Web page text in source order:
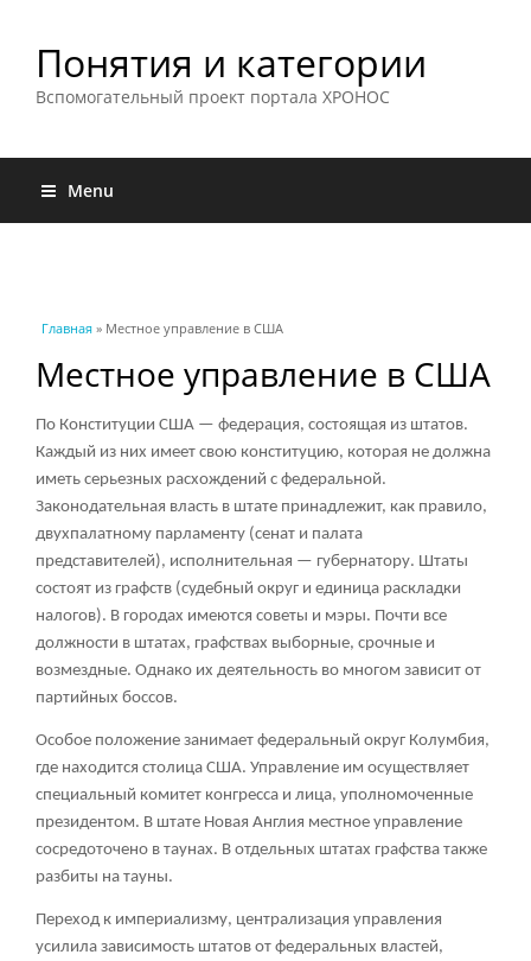
Понятия и категории
Вспомогательный проект портала ХРОНОС
Menu
Вы здесь
Главная » Местное управление в США
Местное управление в США
По Конституции США — федерация, состоящая из штатов.
Каждый из них имеет свою конституцию, которая не должна
иметь серьезных расхождений с федеральной.
Законодательная власть в штате принадлежит, как правило,
двухпалатному парламенту (сенат и палата
представителей), исполнительная — губернатору. Штаты
состоят из графств (судебный округ и единица раскладки
налогов). В городах имеются советы и мэры. Почти все
должности в штатах, графствах выборные, срочные и
возмездные. Однако их деятельность во многом зависит от
партийных боссов.
Особое положение занимает федеральный округ Колумбия,
где находится столица США. Управление им осуществляет
специальный комитет конгресса и лица, уполномоченные
президентом. В штате Новая Англия местное управление
сосредоточено в таунах. В отдельных штатах графства также
разбиты на тауны.
Переход к империализму, централизация управления
усилила зависимость штатов от федеральных властей,